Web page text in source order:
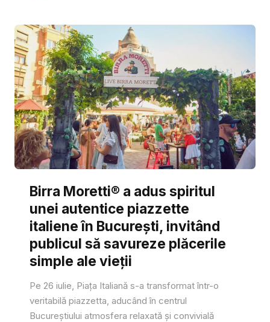
Birra Moretti® a adus spiritul
unei autentice piazzette
italiene în București, invitând
publicul să savureze plăcerile
simple ale vieții
Pe 26 iulie, Piața Italiană s-a transformat într-o
veritabilă piazzetta, aducând în centrul
Bucureștiului atmosfera relaxată și convivială